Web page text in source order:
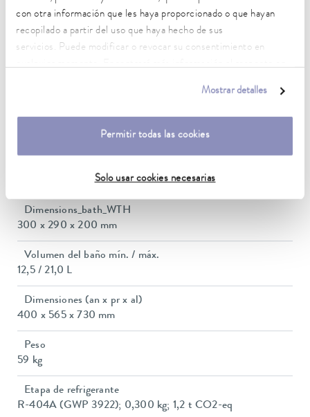
con otra información que les haya proporcionado o que hayan
recopilado a partir del uso que haya hecho de sus
servicios. Puede modificar o revocar su consentimiento en
Mostrar detalles
Permitir todas las cookies
Solo usar cookies necesarias
Estabilidad de temperatura
0,01 ± K
Dimensions_bath_WTH
300 x 290 x 200 mm
Volumen del baño mín. / máx.
12,5 / 21,0 L
Dimensiones (an x pr x al)
400 x 565 x 730 mm
Peso
59 kg
Etapa de refrigerante
R-404A (GWP 3922); 0,300 kg; 1,2 t CO2-eq